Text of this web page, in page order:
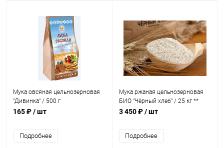
Мука овсяная цельнозерновая
"Дивинка" / 500 г
165 ₽/ шт
Подробнее
Мука ржаная цельнозерновая
БИО "Чёрный хлеб" / 25 кг **
3 450 ₽/ шт
Подробнее